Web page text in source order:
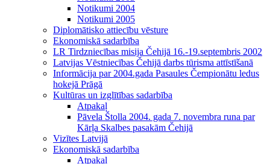
Notikumi 2004
Notikumi 2005
Diplomātisko attiecību vēsture
Ekonomiskā sadarbība
LR Tirdzniecības misija Čehijā 16.-19.septembris 2002
Latvijas Vēstniecības Čehijā darbs tūrisma attīstīšanā
Informācija par 2004.gada Pasaules Čempionātu ledus
hokejā Prāgā
Kultūras un izglītības sadarbība
Atpakaļ
Pāvela Štolla 2004. gada 7. novembra runa par
Kārļa Skalbes pasakām Čehijā
Vizītes Latvijā
Ekonomiskā sadarbība
Atpakaļ